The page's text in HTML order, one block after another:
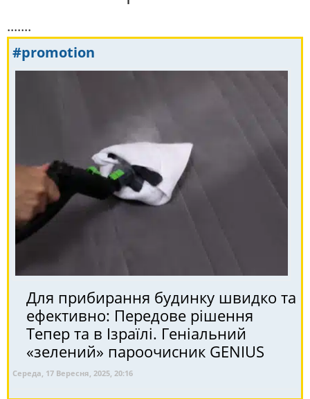
.......
#promotion
Для прибирання будинку швидко та
ефективно: Передове рішення
Тепер та в Ізраїлі. Геніальний
«зелений» пароочисник GENIUS
Середа, 17 Вересня, 2025, 20:16